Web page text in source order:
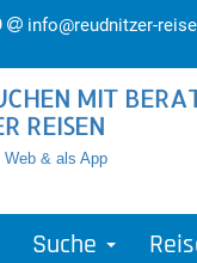
info@reudnitzer-
MIT
REISEN
Web & als App
Suche